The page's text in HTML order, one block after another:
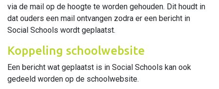
via de mail op de hoogte te worden gehouden. Dit houdt in
dat ouders een mail ontvangen zodra er een bericht in
Social Schools wordt geplaatst.
Koppeling schoolwebsite
Een bericht wat geplaatst is in Social Schools kan ook
gedeeld worden op de schoolwebsite.